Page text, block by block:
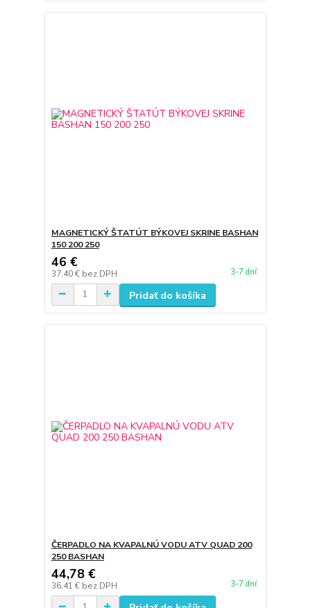
MAGNETICKÝ ŠTATÚT BÝKOVEJ SKRINE BASHAN
150 200 250
46 €
37,40 € bez DPH 3-7 dní
Pridať do košíka
ČERPADLO NA KVAPALNÚ VODU ATV QUAD 200
250 BASHAN
44,78 €
36,41 € bez DPH 3-7 dní